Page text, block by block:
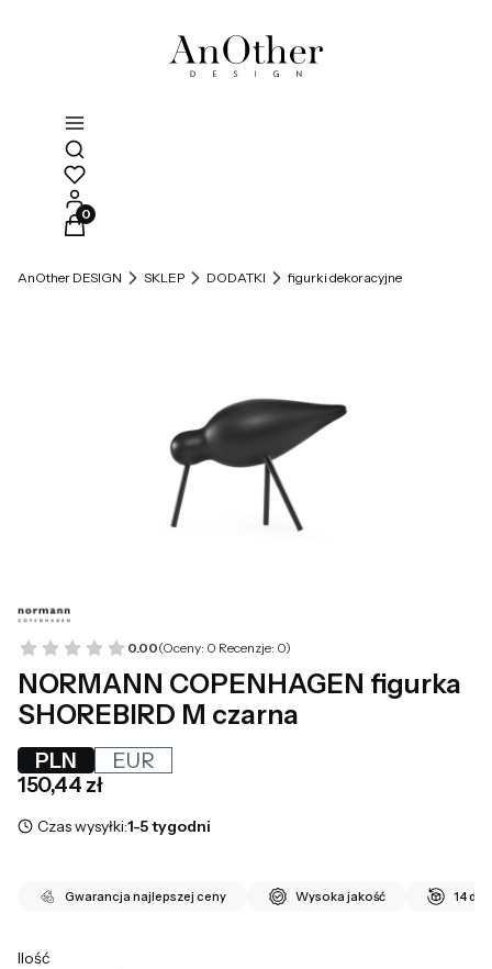
Otwórz wyszukiwarkę
Produkty w koszyku: 0. Zobacz szczegóły
AnOther DESIGN SKLEP DODATKI figurki dekoracyjne
0.00(Oceny: 0 Recenzje: 0)
NORMANN COPENHAGEN figurka
SHOREBIRD M czarna
PLN
EUR
Cena
150,44 zł
Czas wysyłki:1-5 tygodni
Gwarancja najlepszej ceny Wysoka jakość 14 dni
Ilość